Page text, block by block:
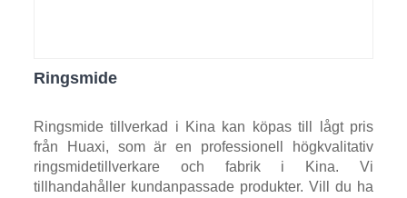
Ringsmide
Ringsmide tillverkad i Kina kan köpas till lågt pris
från Huaxi, som är en professionell högkvalitativ
ringsmidetillverkare och fabrik i Kina. Vi
tillhandahåller kundanpassade produkter. Vill du ha